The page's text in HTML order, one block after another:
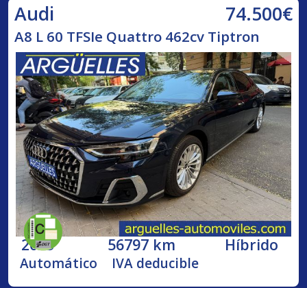
Audi 74.500€
A8 L 60 TFSIe Quattro 462cv Tiptron
2023 56797 km Híbrido
Automático IVA deducible